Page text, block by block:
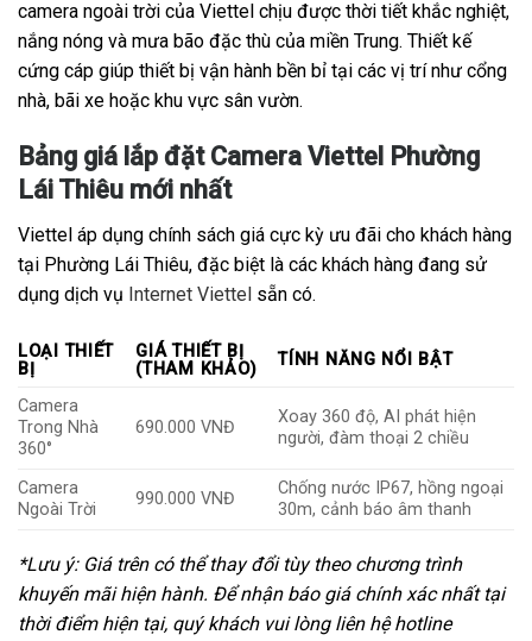
camera ngoài trời của Viettel chịu được thời tiết khắc nghiệt,
nắng nóng và mưa bão đặc thù của miền Trung. Thiết kế
cứng cáp giúp thiết bị vận hành bền bỉ tại các vị trí như cổng
nhà, bãi xe hoặc khu vực sân vườn.
Bảng giá lắp đặt Camera Viettel Phường
Lái Thiêu mới nhất
Viettel áp dụng chính sách giá cực kỳ ưu đãi cho khách hàng
tại Phường Lái Thiêu, đặc biệt là các khách hàng đang sử
dụng dịch vụ Internet Viettel sẵn có.
LOẠI THIẾT
BỊ
GIÁ THIẾT BỊ
(THAM KHẢO)
TÍNH NĂNG NỔI BẬT
Camera
Trong Nhà
360°
690.000 VNĐ
Xoay 360 độ, AI phát hiện
người, đàm thoại 2 chiều
Camera
Ngoài Trời
990.000 VNĐ
Chống nước IP67, hồng ngoại
30m, cảnh báo âm thanh
*Lưu ý: Giá trên có thể thay đổi tùy theo chương trình
khuyến mãi hiện hành. Để nhận báo giá chính xác nhất tại
thời điểm hiện tại, quý khách vui lòng liên hệ hotline